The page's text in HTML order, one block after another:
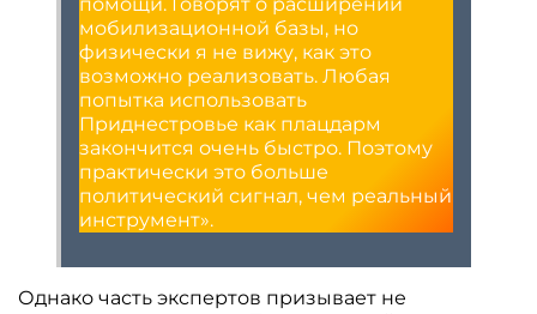
мобилизационной базы, но
физически я не вижу, как это
возможно реализовать. Любая
попытка использовать
Приднестровье как плацдарм
закончится очень быстро. Поэтому
практически это больше
политический сигнал, чем реальный
инструмент».
Однако часть экспертов призывает не